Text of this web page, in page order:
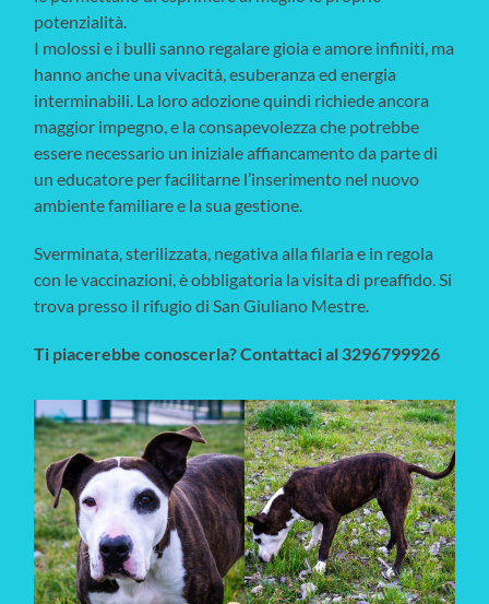
potenzialità.
I molossi e i bulli sanno regalare gioia e amore infiniti, ma
hanno anche una vivacità, esuberanza ed energia
interminabili. La loro adozione quindi richiede ancora
maggior impegno, e la consapevolezza che potrebbe
essere necessario un iniziale affiancamento da parte di
un educatore per facilitarne l’inserimento nel nuovo
ambiente familiare e la sua gestione.
Sverminata, sterilizzata, negativa alla filaria e in regola
con le vaccinazioni, è obbligatoria la visita di preaffido. Si
trova presso il rifugio di San Giuliano Mestre.
Ti piacerebbe conoscerla? Contattaci al 3296799926